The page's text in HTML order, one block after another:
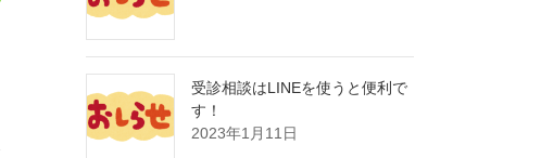
受診相談はLINEを使うと便利で
す！
2023年1月11日